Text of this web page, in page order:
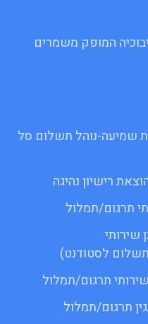
המופק משמרים
שמיעה-נוהל תשלום סל
שירותי
לסטודנט)